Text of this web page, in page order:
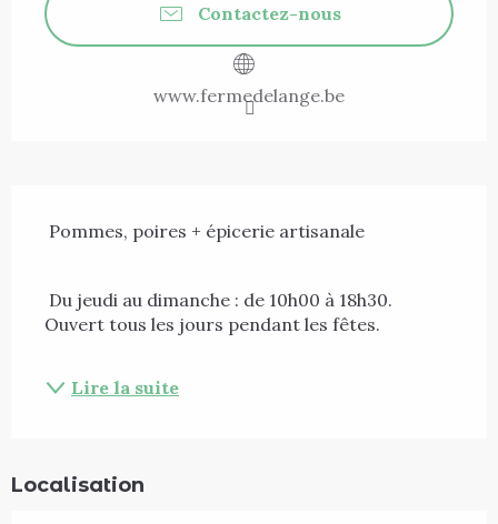
Contactez-nous
www.fermedelange.be
Pommes, poires + épicerie artisanale
Ouvert tous les jours pendant les fêtes.
Lire la suite
Localisation